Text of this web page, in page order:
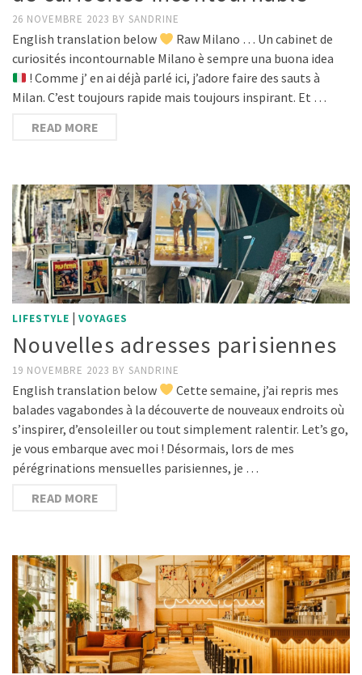
26 NOVEMBRE 2023 BY SANDRINE
English translation below
Raw Milano … Un cabinet de
curiosités incontournable Milano è sempre una buona idea
! Comme j’ en ai déjà parlé ici, j’adore faire des sauts à
Milan. C’est toujours rapide mais toujours inspirant. Et …
READ MORE
LIFESTYLE | VOYAGES
Nouvelles adresses parisiennes
19 NOVEMBRE 2023 BY SANDRINE
English translation below
Cette semaine, j’ai repris mes
balades vagabondes à la découverte de nouveaux endroits où
s’inspirer, d’ensoleiller ou tout simplement ralentir. Let’s go,
je vous embarque avec moi ! Désormais, lors de mes
pérégrinations mensuelles parisiennes, je …
READ MORE